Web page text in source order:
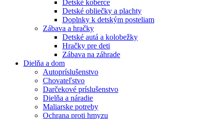
Detské koberce
Detské obliečky a plachty
Doplnky k detským posteliam
Zábava a hračky
Detské autá a kolobežky
Hračky pre deti
Zábava na záhrade
Dielňa a dom
Autopríslušenstvo
Chovateľstvo
Darčekové príslušenstvo
Dielňa a náradie
Maliarske potreby
Ochrana proti hmyzu